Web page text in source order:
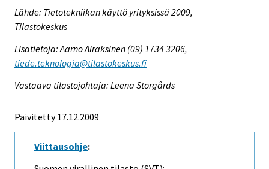
Lähde: Tietotekniikan käyttö yrityksissä 2009,
Tilastokeskus
Lisätietoja: Aarno Airaksinen (09) 1734 3206,
tiede.teknologia@tilastokeskus.fi
Vastaava tilastojohtaja: Leena Storgårds
Päivitetty 17.12.2009
Viittausohje: